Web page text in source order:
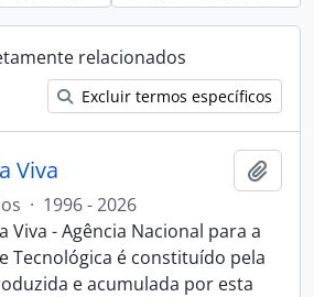
relacionados
Excluir termos específicos
Viva
· 1996 - 2026
Viva - Agência Nacional para a
Tecnológica é constituído pela
e acumulada por esta